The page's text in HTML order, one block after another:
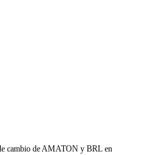
cambio de AMATON y BRL en